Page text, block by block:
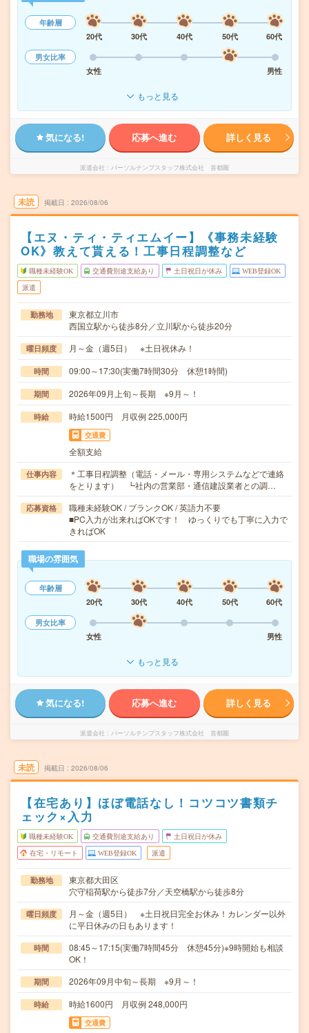
年齢層
20代
30代 40代 50代
60代
男女比率
女性
男性
もっと見る
気になる! 応募へ進む 詳しく見る
派遣会社 パーソルテンプスタッフ株式会社 首都圏
未読 掲載日 2026/08/06
【エヌ・ティ・ティエムイー】《事務未経験
OK》教えて貰える！工事日程調整など
職種未経験OK 交通費別途支給あり 土日祝日が休み WEB登録OK
派遣
勤務地
東京都立川市
西国立駅から徒歩8分／立川駅から徒歩20分
曜日頻度 月～金（週5日） ※土日祝休み！
時間 09:00～17:30(実働7時間30分 休憩1時間)
期間 2026年09月上旬～長期 ※9月～！
時給 時給1500円 月収例 225,000円
交通費
全額支給
仕事内容
＊工事日程調整（電話・メール・専用システムなどで連絡
をとります） ┗社内の営業部・通信建設業者との調…
応募資格
職種未経験OK / ブランクOK / 英語力不要
■PC入力が出来ればOKです！ ゆっくりでも丁寧に入力で
きればOK
職場の雰囲気
年齢層
20代
30代 40代 50代
60代
男女比率
女性
男性
もっと見る
気になる! 応募へ進む 詳しく見る
派遣会社 パーソルテンプスタッフ株式会社 首都圏
未読 掲載日 2026/08/06
【在宅あり】ほぼ電話なし！コツコツ書類チ
ェック×入力
職種未経験OK 交通費別途支給あり 土日祝日が休み
在宅・リモート WEB登録OK 派遣
勤務地
東京都大田区
穴守稲荷駅から徒歩7分／天空橋駅から徒歩8分
曜日頻度
月～金（週5日） ※土日祝日完全お休み！カレンダー以外
に平日休みの日もあります！
時間
08:45～17:15(実働7時間45分 休憩45分)※9時開始も相談
OK！
期間 2026年09月中旬～長期 ※9月～！
時給 時給1600円 月収例 248,000円
交通費